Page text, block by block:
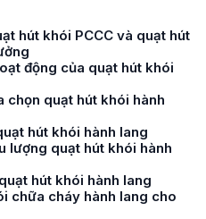
hút khói PCCC và quạt hút
động của quạt hút khói
chọn quạt hút khói hành
hút khói hành lang
lượng quạt hút khói hành
hút khói hành lang
chữa cháy hành lang cho